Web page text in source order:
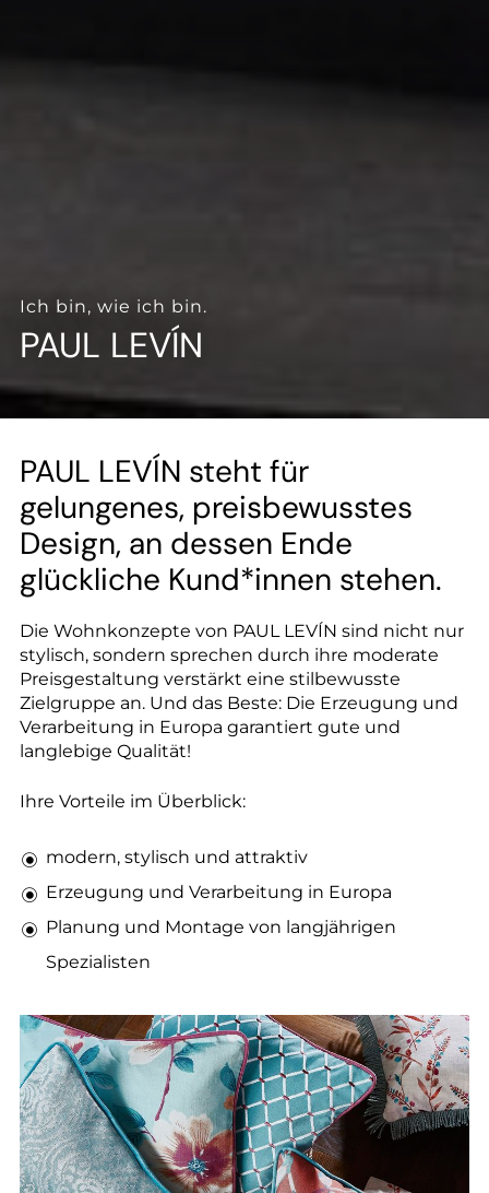
--
--
Ich bin, wie ich bin.
PAUL LEVÍN
PAUL LEVÍN steht für
gelungenes, preisbewusstes
Design, an dessen Ende
glückliche Kund*innen stehen.
Die Wohnkonzepte von PAUL LEVÍN sind nicht nur
stylisch, sondern sprechen durch ihre moderate
Preisgestaltung verstärkt eine stilbewusste
Zielgruppe an. Und das Beste: Die Erzeugung und
Verarbeitung in Europa garantiert gute und
langlebige Qualität!
Ihre Vorteile im Überblick:
modern, stylisch und attraktiv
Erzeugung und Verarbeitung in Europa
Planung und Montage von langjährigen
Spezialisten